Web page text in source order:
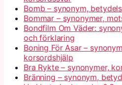
Bomb – synonym,
Bommar – synonymer,
Bondfilm Om Väder:
och förklaring
Boning För Asar –
korsordshjälp
Bra Rykte – synonymer,
Bränning – synonym,